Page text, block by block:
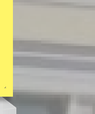
ΜΕΑ σε ευ